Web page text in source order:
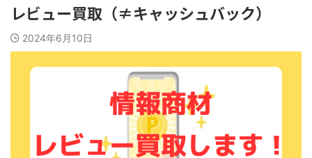
レビュー買取（≠キャッシュバック）
2024年6月10日